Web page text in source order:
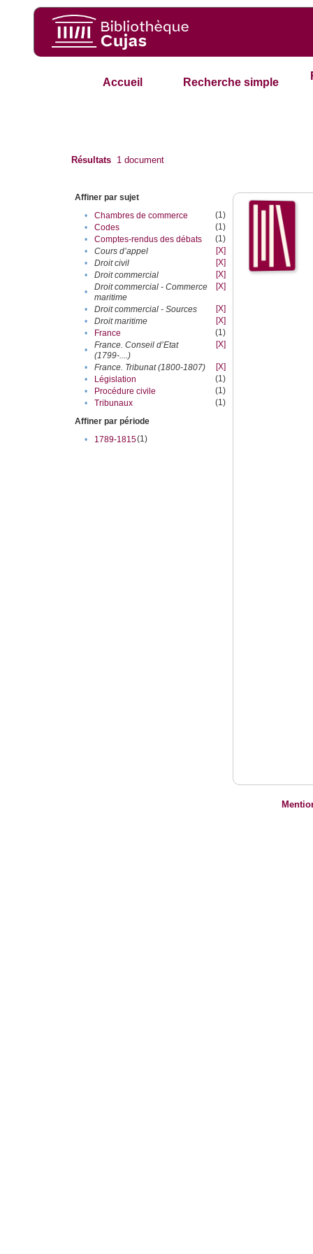
Accueil Recherche simple
Résultats 1 document
Affiner par sujet
•
Chambres de commerce
(1)
•
Codes
(1)
•
Comptes-rendus des débats
(1)
•
Cours d’appel
[X]
•
Droit civil
[X]
•
Droit commercial
[X]
•
Droit commercial - Commerce
maritime
[X]
• Droit commercial - Sources
[X]
•
Droit maritime
[X]
•
France
(1)
•
France. Conseil d’Etat
(1799-....)
[X]
• France. Tribunat (1800-1807)
[X]
•
Législation
(1)
•
Procédure civile
(1)
•
Tribunaux
(1)
Affiner par période
•
1789-1815(1)